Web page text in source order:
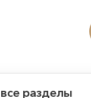
разделы